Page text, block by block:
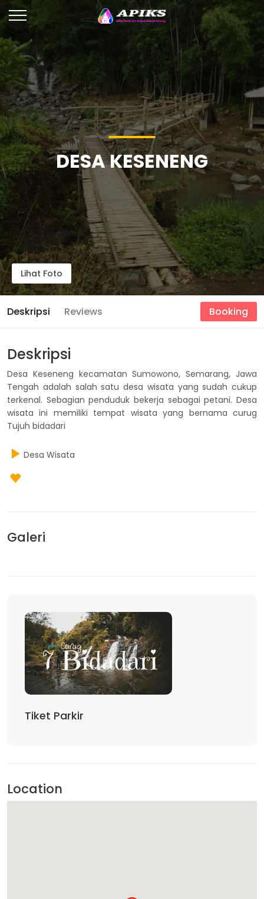
DESA KESENENG
Lihat Foto
Deskripsi Reviews Booking
Deskripsi
Desa Keseneng kecamatan Sumowono, Semarang, Jawa
Tengah adalah salah satu desa wisata yang sudah cukup
terkenal. Sebagian penduduk bekerja sebagai petani. Desa
wisata ini memiliki tempat wisata yang bernama curug
Tujuh bidadari
Desa Wisata
Galeri
Tiket Parkir
Location